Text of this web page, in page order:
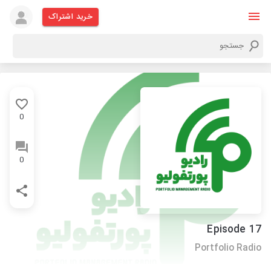
خرید اشتراک
0
0
Episode 17
Portfolio Radio